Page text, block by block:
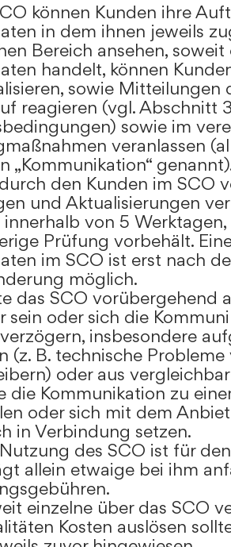
können Kunden ihre
in dem ihnen jeweils
Bereich ansehen,
handelt, können
sowie Mitteilungen
reagieren (vgl. Abschnitt
sowie im
veranlassen
„Kommunikation“
den Kunden im SCO
und Aktualisierungen
innerhalb von 5
Prüfung vorbehält.
im SCO ist erst nach
möglich.
das SCO vorübergehend
sein oder sich die
insbesondere
(z. B. technische
oder aus
die Kommunikation zu
oder sich mit dem
in Verbindung setzen.
des SCO ist für den
allein etwaige bei ihm
einzelne über das SCO
Kosten auslösen